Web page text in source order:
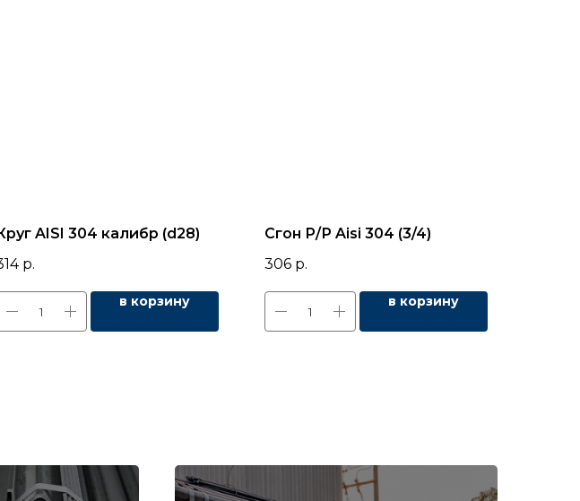
AISI 304 калибр (d28)
р.
в корзину
Cгон Р/Р Aisi 304 (3/4)
306 р.
в корзину